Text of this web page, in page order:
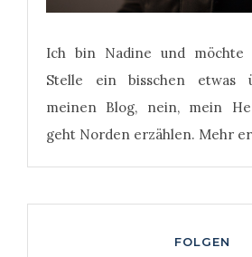
Ich bin Nadine und möchte
Stelle ein bisschen etwas
meinen Blog, nein, mein
geht Norden erzählen. Mehr
FOLGEN